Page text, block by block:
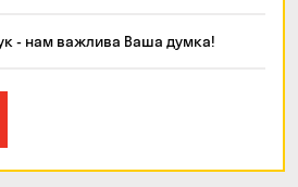
- нам важлива Ваша думка!